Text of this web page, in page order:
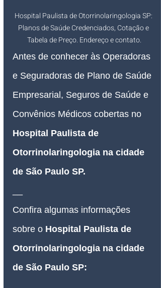
Hospital Paulista de Otorrinolaringologia SP:
Planos de Saúde Credenciados, Cotação e
Tabela de Preço. Endereço e contato.
Antes de conhecer às Operadoras
e Seguradoras de Plano de Saúde
Empresarial, Seguros de Saúde e
Convênios Médicos cobertas no
Hospital Paulista de
Otorrinolaringologia na cidade
de São Paulo SP.
Confira algumas informações
sobre o Hospital Paulista de
Otorrinolaringologia na cidade
de São Paulo SP: